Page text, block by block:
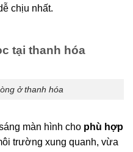
chịu nhất.
tại thanh hóa
ở thanh hóa
màn hình cho phù hợp
trường xung quanh, vừa